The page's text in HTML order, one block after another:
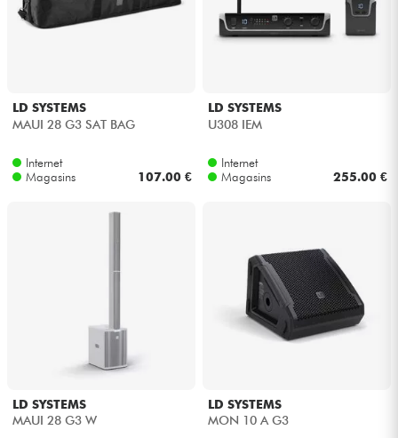
LD SYSTEMS
MAUI 28 G3 SAT BAG
Internet
Magasins
107.00 €
LD SYSTEMS
U308 IEM
Internet
Magasins
255.00 €
LD SYSTEMS
MAUI 28 G3 W
LD SYSTEMS
MON 10 A G3